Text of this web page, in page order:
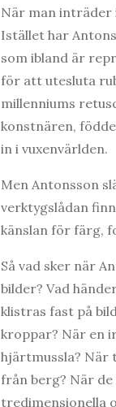
När man inträder
Istället har
som ibland är
för att utesluta
millenniums
konstnären,
in i vuxenvärlden.
Men Antonsson
verktygslådan
känslan för färg,
Så vad sker när
bilder? Vad
klistras fast på
kroppar? När en
hjärtmussla? När
från berg? När
tredimensionella